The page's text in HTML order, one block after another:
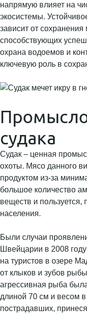
напрямую влияет на
экосистемы.
зависит от
способствующих
охрана водоемов и
ключевую роль в
судака
Судак – ценная
охоты. Мясо данного
продуктом из-за
большое количество
веществ и пользуется,
населения.
Были случаи
Швейцарии в 2008
на туристов в озере
от клыков и зубов
агрессивная рыба
длиной 70 см и весом в
пострадавших,